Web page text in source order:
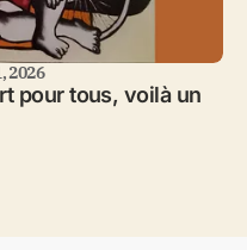
2026
pour tous, voilà un